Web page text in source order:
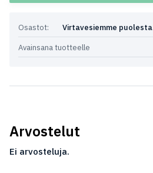
Osastot:
Virtavesiemme puolesta
Avainsana tuotteelle
Arvostelut
Ei arvosteluja.